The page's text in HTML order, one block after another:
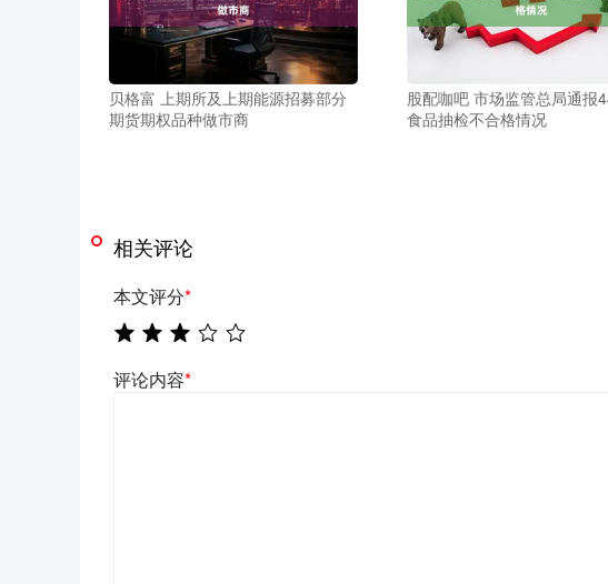
贝格富 上期所及上期能源招募部分
期货期权品种做市商
股配咖吧 市场监管总局通报
食品抽检不合格情况
相关评论
本文评分*
评论内容*